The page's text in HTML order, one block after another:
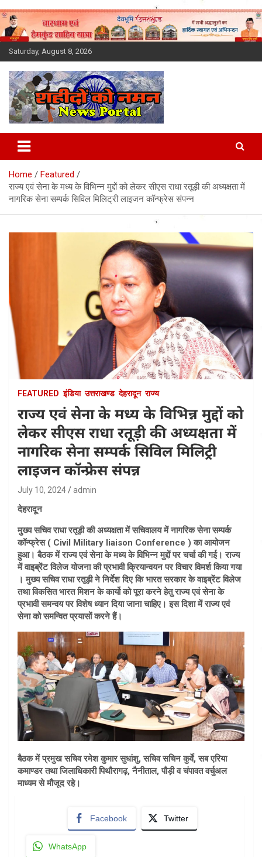
Skip
to
content
Saturday, August 8, 2026
Latest News Today, Breaking
News, Uttarakhand News in
Hindi
Home
Featured
राज्य एवं सेना के मध्य के विभिन्न मुद्दों को लेकर सीएस राधा रतूड़ी की अध्यक्षता में
नागरिक सेना सम्पर्क सिविल मिलिट्री लाइजन कॉन्फ्रेस संपन्न
FEATURED इंडिया उत्तराखण्ड देहरादून राज्य
राज्य एवं सेना के मध्य के विभिन्न मुद्दों को
लेकर सीएस राधा रतूड़ी की अध्यक्षता में
नागरिक सेना सम्पर्क सिविल मिलिट्री
लाइजन कॉन्फ्रेस संपन्न
July 10, 2024 admin
देहरादून
मुख्य सचिव राधा रतूड़ी की अध्यक्षता में सचिवालय में नागरिक सेना सम्पर्क
कॉन्फ्रेस ( Civil Military liaison Conference ) का आयोजन
हुआ। बैठक में राज्य एवं सेना के मध्य के विभिन्न मुद्दों पर चर्चा की गई। राज्य
में वाइब्रेंट विलेज योजना की प्रभावी क्रियान्वयन पर विचार विमर्श किया गया
। मुख्य सचिव राधा रतूड़ी ने निर्देश दिए कि भारत सरकार के वाइब्रेंट विलेज
तथा विकसित भारत मिशन के कार्यो को पूरा करने हेतु राज्य एवं सेना के
प्रभावी समन्वय पर विशेष ध्यान दिया जाना चाहिए। इस दिशा में राज्य एवं
सेना को समन्वित प्रयासों करने हैं।
बैठक में प्रमुख सचिव रमेश कुमार सुधांशु, सचिव सचिन कुर्वे, सब एरिया
कमाण्डर तथा जिलाधिकारी पिथौरागढ़, नैनीताल, पौड़ी व चंपावत वर्चुअल
माध्यम से मौजूद रहे।
Facebook Twitter
WhatsApp